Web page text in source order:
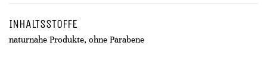
INHALTSSTOFFE
naturnahe Produkte, ohne Parabene